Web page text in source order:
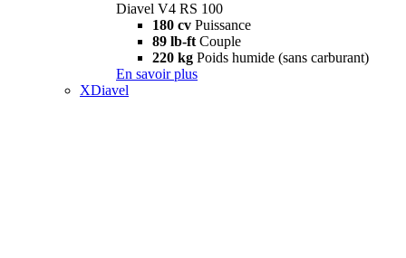
Diavel V4 RS 100
180 cv Puissance
89 lb-ft Couple
220 kg Poids humide (sans carburant)
En savoir plus
XDiavel